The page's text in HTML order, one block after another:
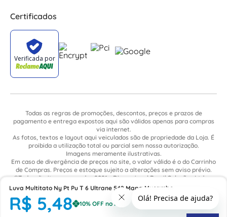
Luva Multitato Ny Pt Pu T 6 Ultrane 548 Mapa Mucambo
R$ 5,48
Certificados
Todas as regras de promoções, descontos, preços e prazos de
pagamento e entrega expostos aqui são válidos apenas para compras
via internet.
As fotos, textos e layout aqui veiculados são de propriedade da Loja. É
proibida a utilização total ou parcial sem nossa autorização.
Imagens meramente ilustrativas.
Em caso de divergência de preços no site, o valor válido é o do Carrinho
de Compras. Preços e estoque sujeito a alterações sem aviso prévio.
©Todos direitos reservados 2021 - Dimensional Brasil Soluções Ltda. -
CNPJ: 06.913.480/0015-63 - Avenida Armando Ragonha, 190 - Bairro
Village Limeira. Pavilhão Sítio São João - Limeira - SP / CEP: 13.481-316